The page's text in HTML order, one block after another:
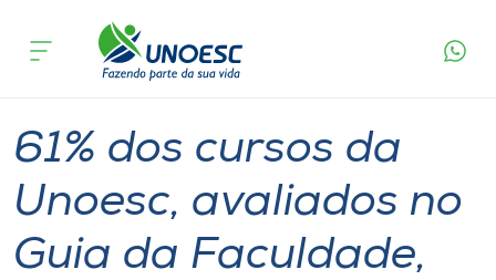
Cursos
Pesquisa
Atendimento ao Estudante
acontece
61% dos cursos da
Unoesc, avaliados no
Guia da Faculdade,